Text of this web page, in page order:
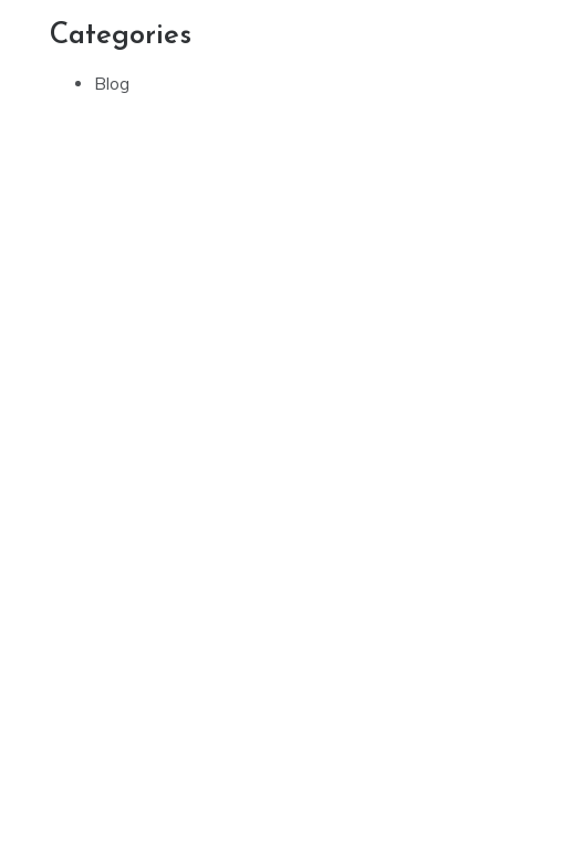
Categories
Blog